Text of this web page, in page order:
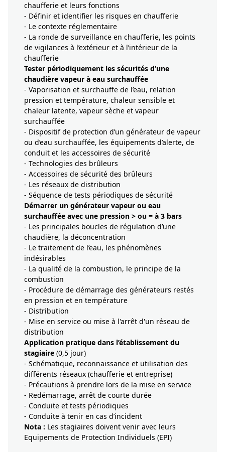
chaufferie et leurs fonctions
- Définir et identifier les risques en chaufferie
- Le contexte réglementaire
- La ronde de surveillance en chaufferie, les points
de vigilances à l’extérieur et à l’intérieur de la
chaufferie
Tester périodiquement les sécurités d’une
chaudière vapeur à eau surchauffée
- Vaporisation et surchauffe de l’eau, relation
pression et température, chaleur sensible et
chaleur latente, vapeur sèche et vapeur
surchauffée
- Dispositif de protection d’un générateur de vapeur
ou d’eau surchauffée, les équipements d’alerte, de
conduit et les accessoires de sécurité
- Technologies des brûleurs
- Accessoires de sécurité des brûleurs
- Les réseaux de distribution
- Séquence de tests périodiques de sécurité
Démarrer un générateur vapeur ou eau
surchauffée avec une pression > ou = à 3 bars
- Les principales boucles de régulation d’une
chaudière, la déconcentration
- Le traitement de l’eau, les phénomènes
indésirables
- La qualité de la combustion, le principe de la
combustion
- Procédure de démarrage des générateurs restés
en pression et en température
- Distribution
- Mise en service ou mise à l'arrêt d'un réseau de
distribution
Application pratique dans l’établissement du
stagiaire (0,5 jour)
- Schématique, reconnaissance et utilisation des
différents réseaux (chaufferie et entreprise)
- Précautions à prendre lors de la mise en service
- Redémarrage, arrêt de courte durée
- Conduite et tests périodiques
- Conduite à tenir en cas d’incident
Nota : Les stagiaires doivent venir avec leurs
Equipements de Protection Individuels (EPI)